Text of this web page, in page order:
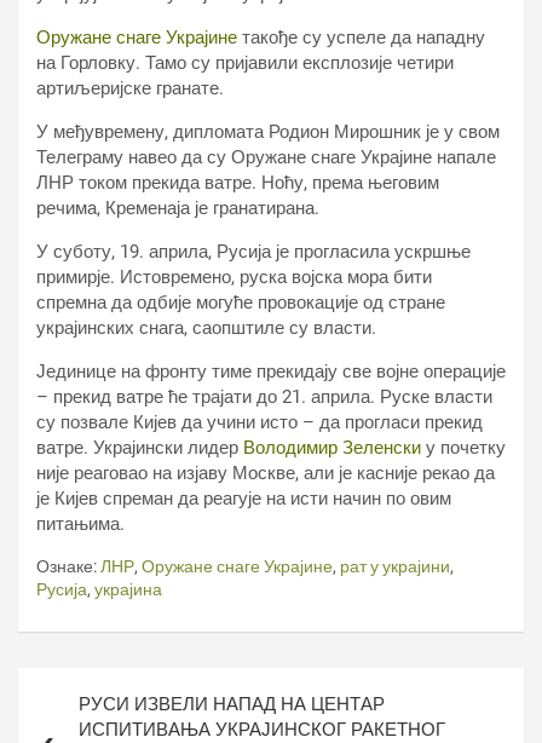
Оружане снаге Украјине такође су успеле да нападну
на Горловку. Тамо су пријавили експлозије четири
артиљеријске гранате.
У међувремену, дипломата Родион Мирошник је у свом
Телеграму навео да су Оружане снаге Украјине напале
ЛНР током прекида ватре. Ноћу, према његовим
речима, Кременаја је гранатирана.
У суботу, 19. априла, Русија је прогласила ускршње
примирје. Истовремено, руска војска мора бити
спремна да одбије могуће провокације од стране
украјинских снага, саопштиле су власти.
Јединице на фронту тиме прекидају све војне операције
– прекид ватре ће трајати до 21. априла. Руске власти
су позвале Кијев да учини исто – да прогласи прекид
ватре. Украјински лидер Володимир Зеленски у почетку
није реаговао на изјаву Москве, али је касније рекао да
је Кијев спреман да реагује на исти начин по овим
питањима.
Ознаке: ЛНР, Оружане снаге Украјине, рат у украјини,
Русија, украјина
чланкаРУСИ ИЗВЕЛИ НАПАД НА ЦЕНТАР
ИСПИТИВАЊА УКРАЈИНСКОГ РАКЕТНОГ